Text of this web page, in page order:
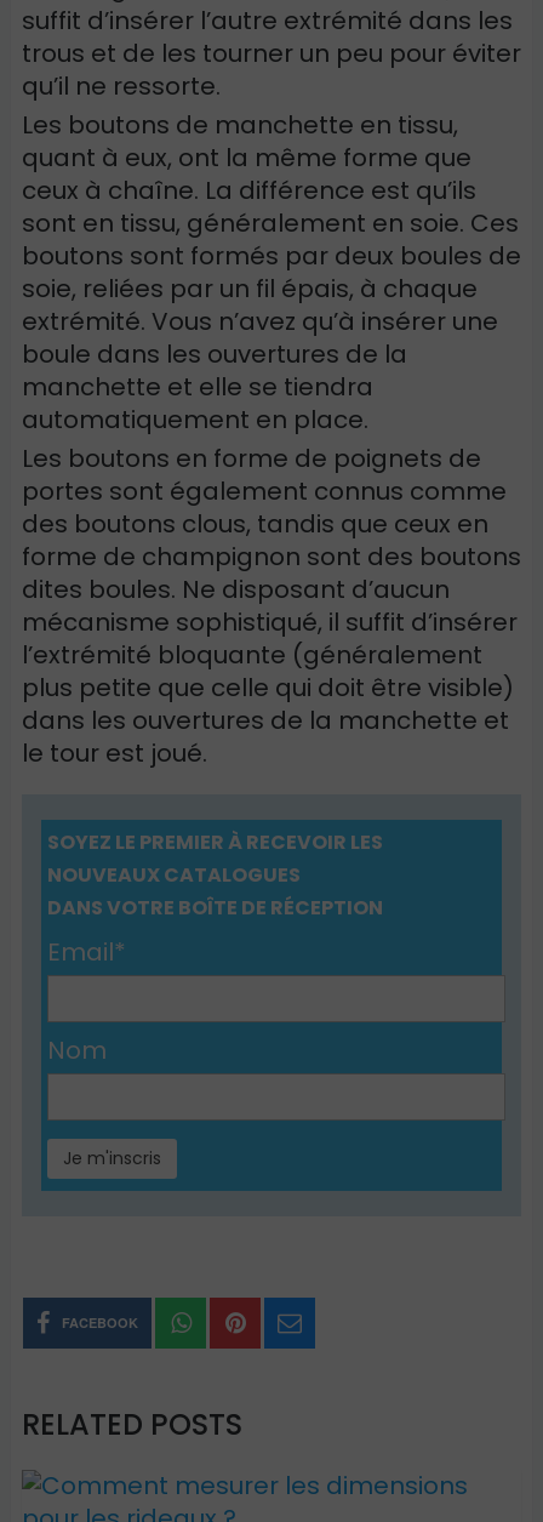
suffit d’insérer l’autre extrémité dans les
trous et de les tourner un peu pour éviter
qu’il ne ressorte.
Les boutons de manchette en tissu,
quant à eux, ont la même forme que
ceux à chaîne. La différence est qu’ils
sont en tissu, généralement en soie. Ces
boutons sont formés par deux boules de
soie, reliées par un fil épais, à chaque
extrémité. Vous n’avez qu’à insérer une
boule dans les ouvertures de la
manchette et elle se tiendra
automatiquement en place.
Les boutons en forme de poignets de
portes sont également connus comme
des boutons clous, tandis que ceux en
forme de champignon sont des boutons
dites boules. Ne disposant d’aucun
mécanisme sophistiqué, il suffit d’insérer
l’extrémité bloquante (généralement
plus petite que celle qui doit être visible)
dans les ouvertures de la manchette et
le tour est joué.
SOYEZ LE PREMIER À RECEVOIR LES
NOUVEAUX CATALOGUES
DANS VOTRE BOÎTE DE RÉCEPTION
Email*
Nom
FACEBOOK
RELATED POSTS